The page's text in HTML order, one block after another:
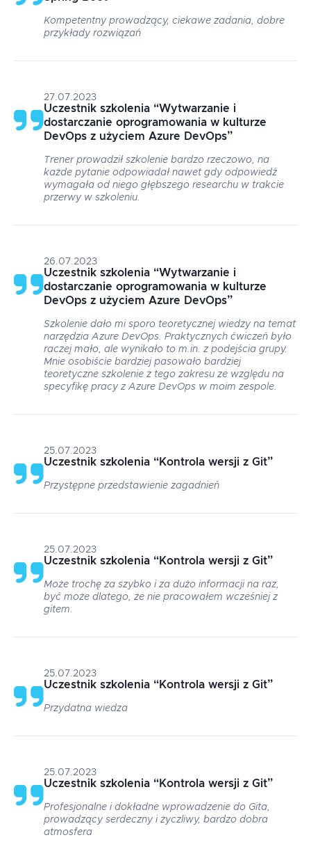
Kompetentny prowadzący, ciekawe zadania, dobre
przykłady rozwiązań
27.07.2023
Uczestnik szkolenia “Wytwarzanie i
dostarczanie oprogramowania w kulturze
DevOps z użyciem Azure DevOps”
Trener prowadził szkolenie bardzo rzeczowo, na
każde pytanie odpowiadał nawet gdy odpowiedź
wymagała od niego głębszego researchu w trakcie
przerwy w szkoleniu.
26.07.2023
Uczestnik szkolenia “Wytwarzanie i
dostarczanie oprogramowania w kulturze
DevOps z użyciem Azure DevOps”
Szkolenie dało mi sporo teoretycznej wiedzy na temat
narzędzia Azure DevOps. Praktycznych ćwiczeń było
raczej mało, ale wynikało to m.in. z podejścia grupy.
Mnie osobiście bardziej pasowało bardziej
teoretyczne szkolenie z tego zakresu ze względu na
specyfikę pracy z Azure DevOps w moim zespole.
25.07.2023
Uczestnik szkolenia “Kontrola wersji z Git”
Przystępne przedstawienie zagadnień
25.07.2023
Uczestnik szkolenia “Kontrola wersji z Git”
Może trochę za szybko i za dużo informacji na raz,
być może dlatego, że nie pracowałem wcześniej z
gitem.
25.07.2023
Uczestnik szkolenia “Kontrola wersji z Git”
Przydatna wiedza
25.07.2023
Uczestnik szkolenia “Kontrola wersji z Git”
Profesjonalne i dokładne wprowadzenie do Gita,
prowadzący serdeczny i życzliwy, bardzo dobra
atmosfera